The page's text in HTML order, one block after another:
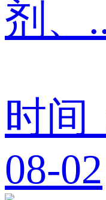
剂、
时间
08-02